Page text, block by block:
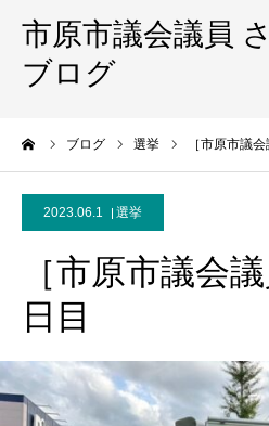
市原市議会議員
ブログ
ブログ 選挙 ［市原市議
2023.06.1 選挙
［市原市議会
日目